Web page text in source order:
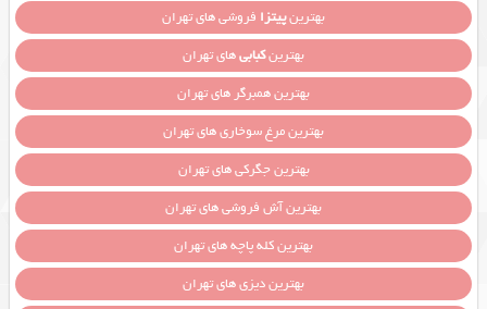
بهترینپیتزا فروشی های تهران
بهترینکبابیهای تهران
بهترین همبرگر های تهران
بهترین مرغ سوخاری های تهران
بهترین جگرکی های تهران
بهترین آش فروشی های تهران
بهترین کله پاچه های تهران
بهترین دیزی های تهران